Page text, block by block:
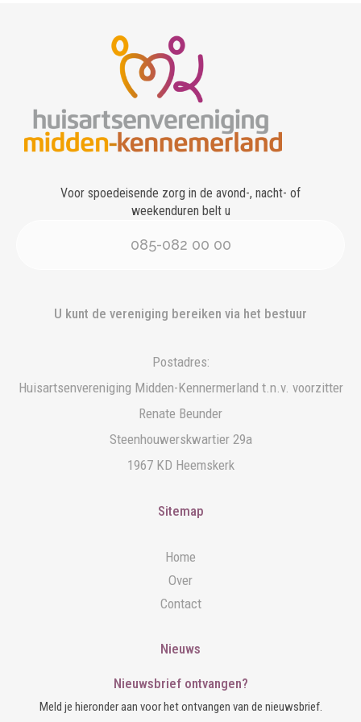
Voor spoedeisende zorg in de avond-, nacht- of
weekenduren belt u
085-082 00 00
U kunt de vereniging bereiken via het bestuur
Postadres:
Huisartsenvereniging Midden-Kennermerland t.n.v. voorzitter
Renate Beunder
Steenhouwerskwartier 29a
1967 KD Heemskerk
Sitemap
Home
Over
Contact
Nieuws
Nieuwsbrief ontvangen?
Meld je hieronder aan voor het ontvangen van de nieuwsbrief.